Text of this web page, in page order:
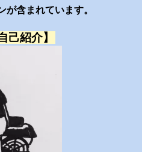
が含まれています。
己紹介】